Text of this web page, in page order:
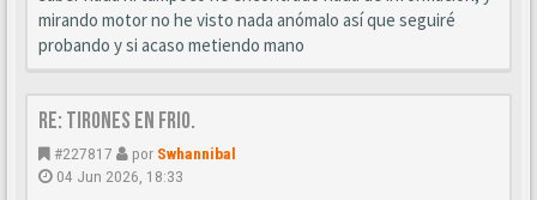
mirando motor no he visto nada anómalo así que seguiré
probando y si acaso metiendo mano
Re: Tirones en frio.
#227817 por Swhannibal
04 Jun 2026, 18:33